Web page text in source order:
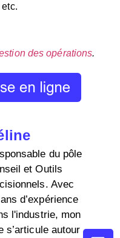
des opérations.
du pôle
et Outils
Avec
d’expérience
l'industrie, mon
s’articule autour